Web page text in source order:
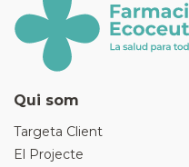
Qui som
Targeta Client
El Projecte